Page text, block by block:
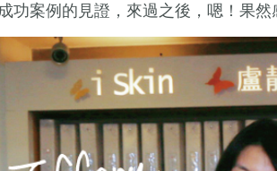
案例的見證，來過之後，嗯！果然